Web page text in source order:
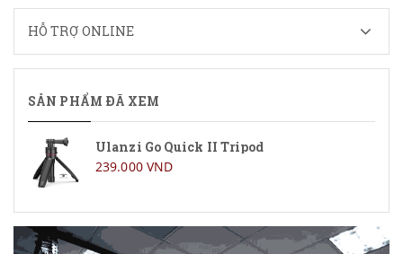
HỖ TRỢ ONLINE
SẢN PHẨM ĐÃ XEM
Ulanzi Go Quick II Tripod
239.000 VND